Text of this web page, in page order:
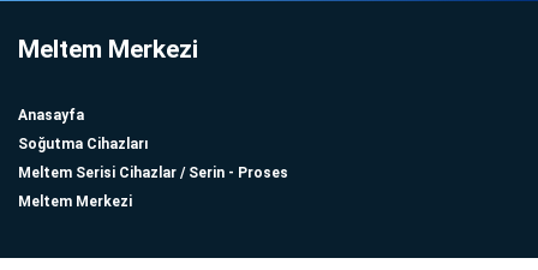
Meltem Merkezi
Anasayfa
Soğutma Cihazları
Meltem Serisi Cihazlar / Serin - Proses
Meltem Merkezi